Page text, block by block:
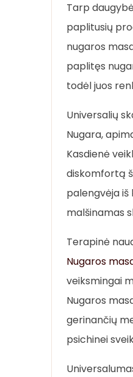
Tarp
paplitusių
nugaros
paplitęs
todėl juos
Universalių
Nugara,
Kasdienė
diskomfortą
palengvėja
malšinamas
Terapinė
Nugaros
veiksmingai
Nugaros
gerinančių
psichinei